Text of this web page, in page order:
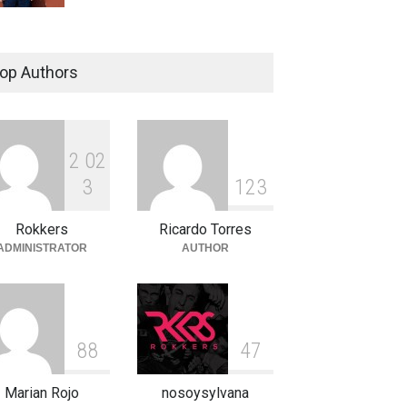
Authors
2 02
3
Rokkers
1 23
Ricardo Torres
AUTHOR
88
Marian Rojo
47
nosoysylvana